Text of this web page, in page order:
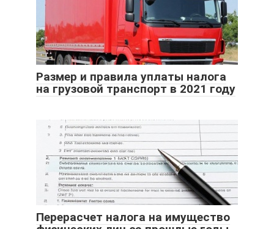
Размер и правила уплаты налога
на грузовой транспорт в 2021 году
Перерасчет налога на имущество